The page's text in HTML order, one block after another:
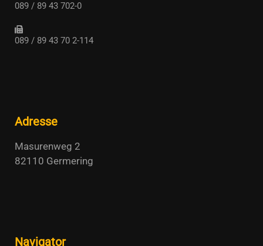
089 / 89 43 702-0
089 / 89 43 70 2-114
Adresse
Masurenweg 2
82110 Germering
Navigator